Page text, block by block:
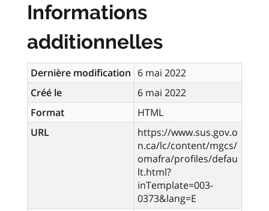
Informations
additionnelles
Dernière modification 6 mai 2022
Créé le
6 mai 2022
Format
HTML
URL
https://www.sus.gov.o
n.ca/lc/content/mgcs/
omafra/profiles/defau
lt.html?
inTemplate=003-
0373&lang=E